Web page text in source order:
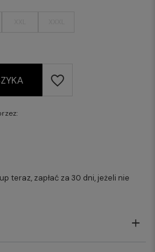
teraz, zapłać za 30 dni, jeżeli nie